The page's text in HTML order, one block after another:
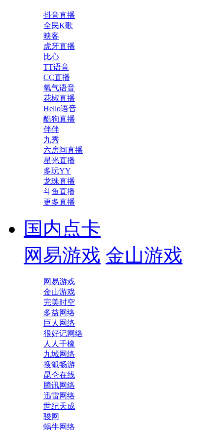
抖音直播
全民K歌
映客
虎牙直播
比心
TT语音
CC直播
氧气语音
花椒直播
Hello语音
酷狗直播
伴伴
九秀
六房间直播
星光直播
多玩YY
龙珠直播
斗鱼直播
更多直播
国内点卡
网易游戏 金山游戏
网易游戏
金山游戏
完美时空
多益网络
巨人网络
很好记网络
人人千橡
九城网络
搜狐畅游
昆仑在线
腾讯网络
迅雷网络
世纪天成
骏网
蜗牛网络